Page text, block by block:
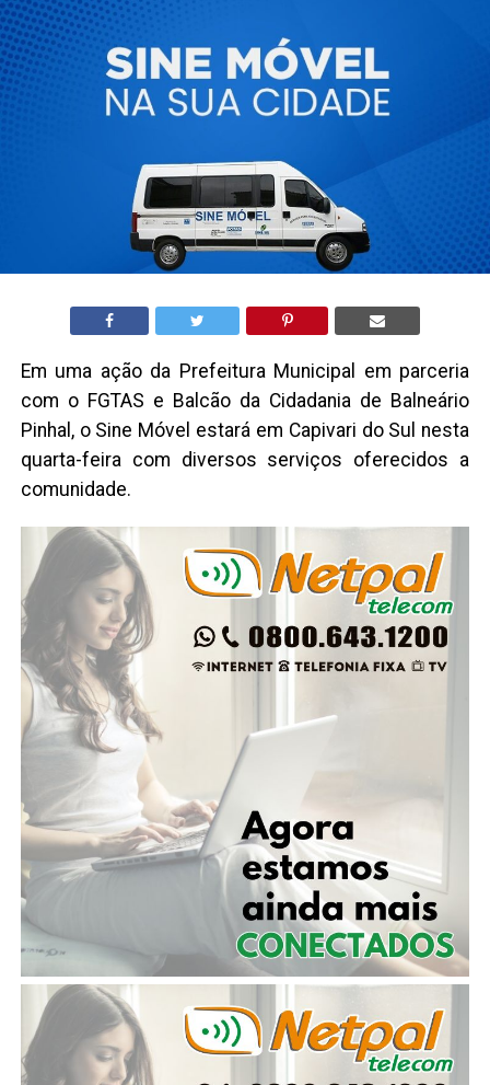
Em uma ação da Prefeitura Municipal em parceria
com o FGTAS e Balcão da Cidadania de Balneário
Pinhal, o Sine Móvel estará em Capivari do Sul nesta
quarta-feira com diversos serviços oferecidos a
comunidade.